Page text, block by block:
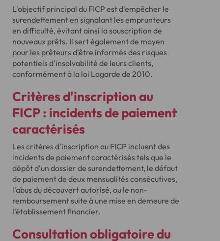
L'objectif principal du FICP est d'empêcher le
surendettement en signalant les emprunteurs
en difficulté, évitant ainsi la souscription de
nouveaux prêts. Il sert également de moyen
pour les prêteurs d'être informés des risques
potentiels d'insolvabilité de leurs clients,
conformément à la loi Lagarde de 2010.
Critères d'inscription au
FICP : incidents de paiement
caractérisés
Les critères d'inscription au FICP incluent des
incidents de paiement caractérisés tels que le
dépôt d'un dossier de surendettement, le défaut
de paiement de deux mensualités consécutives,
l'abus du découvert autorisé, ou le non-
remboursement suite à une mise en demeure de
l'établissement financier.
Consultation obligatoire du